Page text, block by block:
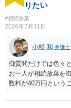
りたい
#相続放棄
2026年7月31日
小杉 和 弁護士
御質問だけでは色々
お一人が相続放棄を
数料が40万円という
です。 ただ、弁護士